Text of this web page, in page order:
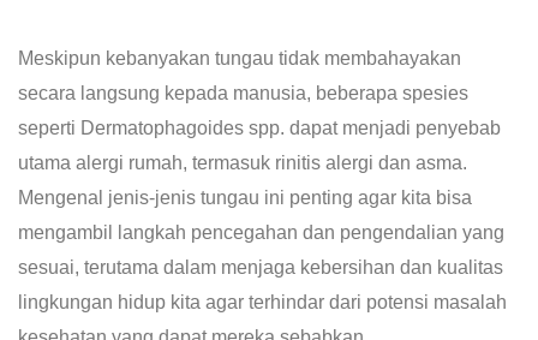
Meskipun kebanyakan tungau tidak membahayakan
secara langsung kepada manusia, beberapa spesies
seperti Dermatophagoides spp. dapat menjadi penyebab
utama alergi rumah, termasuk rinitis alergi dan asma.
Mengenal jenis-jenis tungau ini penting agar kita bisa
mengambil langkah pencegahan dan pengendalian yang
sesuai, terutama dalam menjaga kebersihan dan kualitas
lingkungan hidup kita agar terhindar dari potensi masalah